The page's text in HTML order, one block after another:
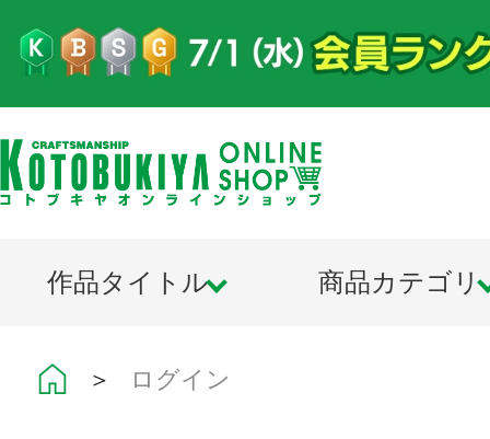
作品タイトル 商品カテゴリ
＞ ログイン